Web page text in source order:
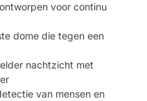
voor continu
dome die tegen een
nachtzicht met
van mensen en